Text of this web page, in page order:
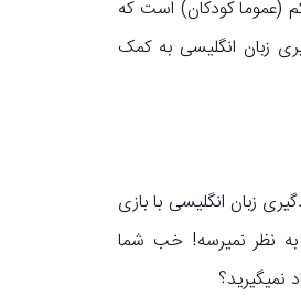
(عموما کودکان) است که
زبان انگلیسی به کمک
زبان انگلیسی با بازی
به نظر نمیرسه! خب شما
نمیگیرید؟